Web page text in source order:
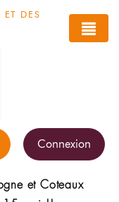
ET DES
RechercherConnexion
et Coteaux